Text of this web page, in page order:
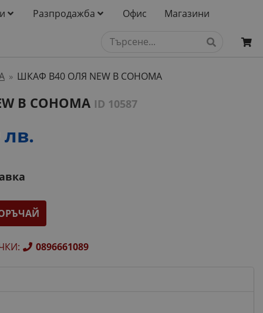
Разпродажба Офис Магазини
» ШКАФ B40 ОЛЯ NEW В СОНОМА
В СОНОМА ID 10587
лв.
: 0896661089